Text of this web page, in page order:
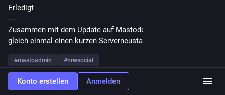
Erledigt
----
Zusammen mit dem Update auf Mastodon v4.4.8 gibt es
gleich einmal einen kurzen Serverneustart.
#mastoadmin #nrwsocial
0 24
Konto erstellen Anmelden